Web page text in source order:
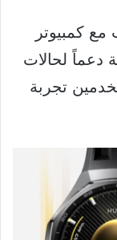
كمبيوتر
دعماً لحالات
تجربة